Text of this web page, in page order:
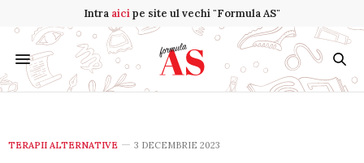
Intra aicipe site ul vechi "Formula AS"
TERAPII ALTERNATIVE 3 DECEMBRIE 2023